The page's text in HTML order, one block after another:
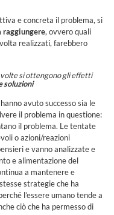
e concreta il problema, si
raggiungere, ovvero quali
realizzati, farebbero
volte si ottengono gli effetti
soluzioni
avuto successo sia le
il problema in questione:
il problema. Le tentate
o azioni/reazioni
e vanno analizzate e
e alimentazione del
a mantenere e
strategie che ha
l’essere umano tende a
ciò che ha permesso di